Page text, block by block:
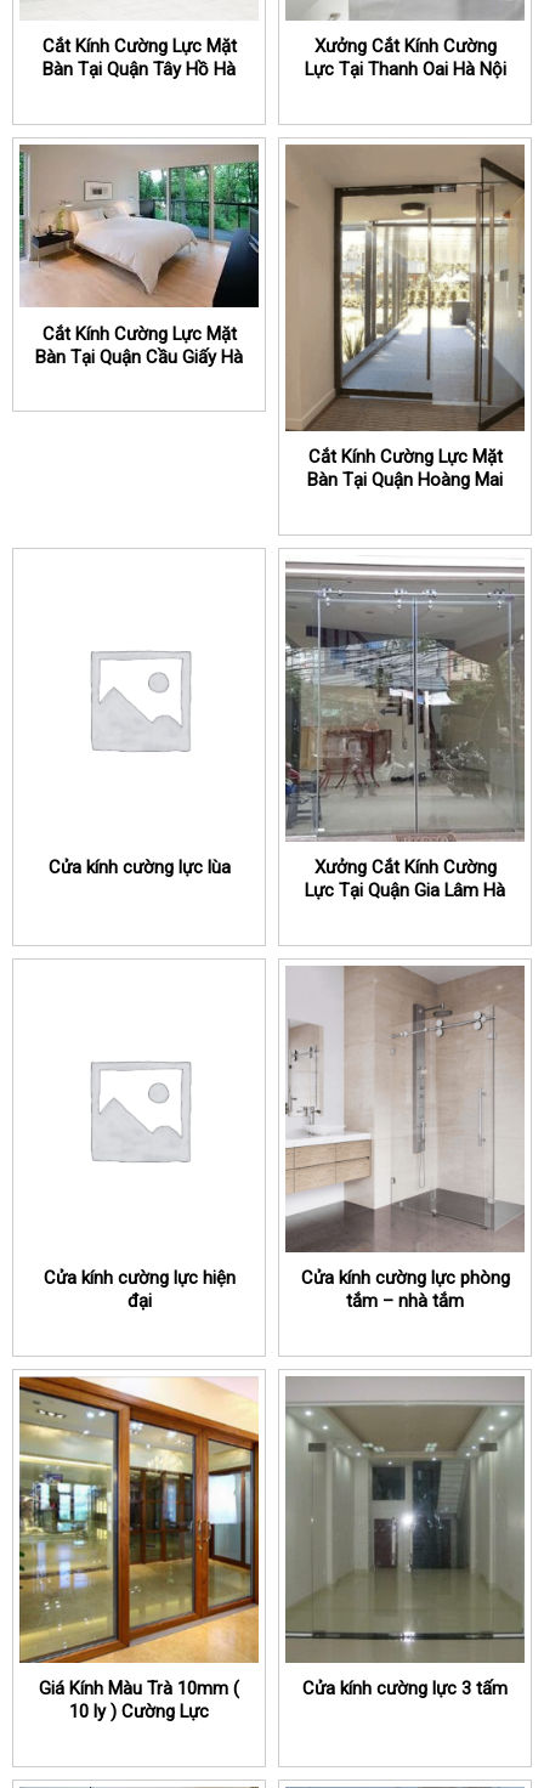
Cắt Kính Cường Lực Mặt
Bàn Tại Quận Tây Hồ Hà
Xưởng Cắt Kính Cường
Lực Tại Thanh Oai Hà Nội
Cắt Kính Cường Lực Mặt
Bàn Tại Quận Cầu Giấy Hà
Cắt Kính Cường Lực Mặt
Bàn Tại Quận Hoàng Mai
Cửa kính cường lực lùa
Xưởng Cắt Kính Cường
Lực Tại Quận Gia Lâm Hà
Cửa kính cường lực hiện
đại
Cửa kính cường lực phòng
tắm – nhà tắm
Giá Kính Màu Trà 10mm (
10 ly ) Cường Lực
Cửa kính cường lực 3 tấm